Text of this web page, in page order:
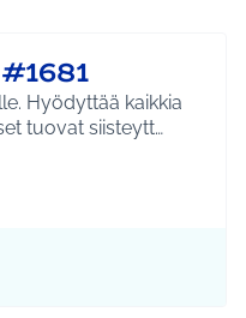
Hyödyttää kaikkia
tuovat siisteytt…
Tuusula
mukaan: Ympäristö